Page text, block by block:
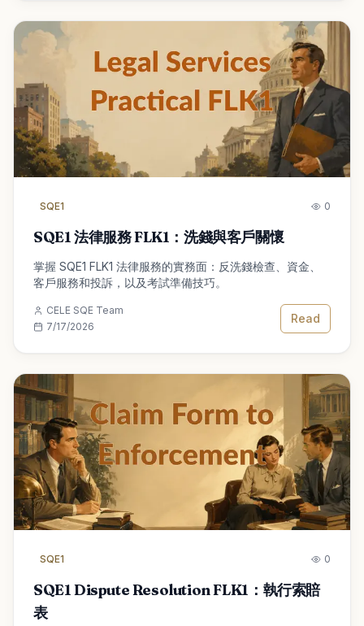
SQE1 0
SQE1 法律服務 FLK1：洗錢與客戶關懷
掌握 SQE1 FLK1 法律服務的實務面：反洗錢檢查、資金、
客戶服務和投訴，以及考試準備技巧。
CELE SQE Team
7/17/2026
Read
SQE1 0
SQE1 Dispute Resolution FLK1：執行索賠
表